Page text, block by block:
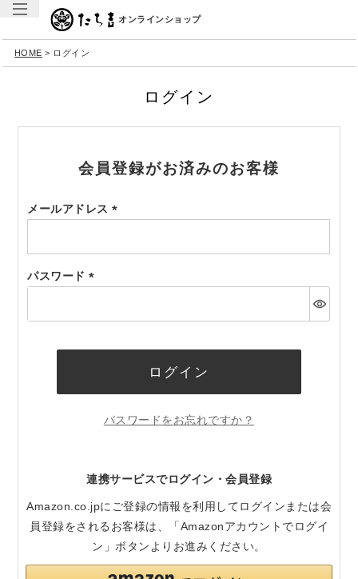
オンラインショップ
HOME ログイン
ログイン
会員登録がお済みのお客様
メールアドレス
須)
パスワード
須)
ログイン
パスワードをお忘れですか？
連携サービスでログイン・会員登録
Amazon.co.jpにご登録の情報を利用してログインまたは会
員登録をされるお客様は、「Amazonアカウントでログイ
ン」ボタンよりお進みください。